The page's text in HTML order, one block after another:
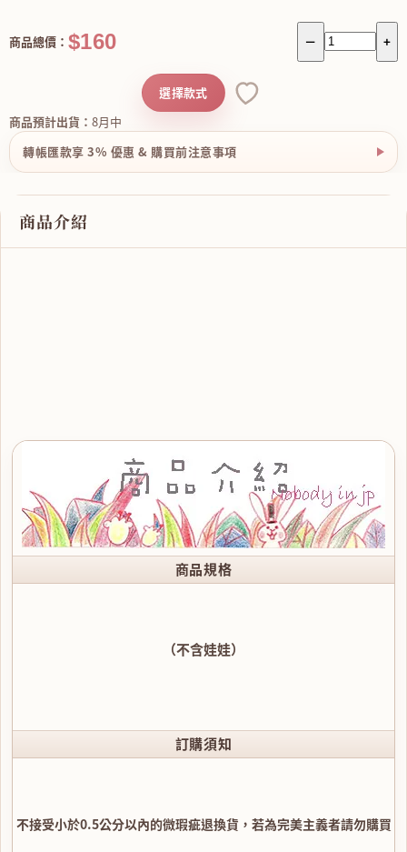
－ +
商品總價： $160
商品預計出貨： 8月中
選擇款式
轉帳匯款享 3% 優惠 & 購買前注意事項
商品介紹
商品規格
（不含娃娃）
訂購須知
不接受小於0.5公分以內的微瑕疵退換貨，若為完美主義者請勿購買